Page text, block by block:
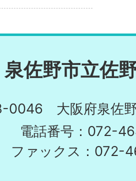
泉佐野市立佐
0046 大阪府泉佐
電話番号：072-
ファックス：072-